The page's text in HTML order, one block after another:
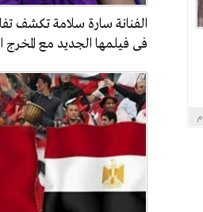
الفنانة سارة سلامة تكشف
فى فيلمها الجديد مع